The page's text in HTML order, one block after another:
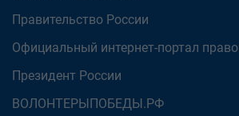
Правительство России
Официальный интернет-портал
Президент России
ВОЛОНТЕРЫПОБЕДЫ.РФ